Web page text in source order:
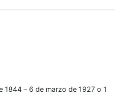
1844 – 6 de marzo de 1927 o 1